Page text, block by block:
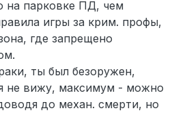
на парковке ПД, чем
игры за крим. профы,
где запрещено
ты был безоружен,
не вижу, максимум - можно
до механ. смерти, но